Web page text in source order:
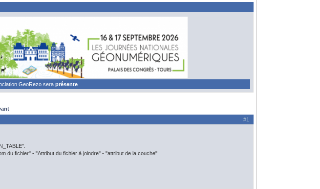
GeoRezo sera présente
#1
du fichier" - "Attribut du fichier à joindre" - "attribut de la couche"